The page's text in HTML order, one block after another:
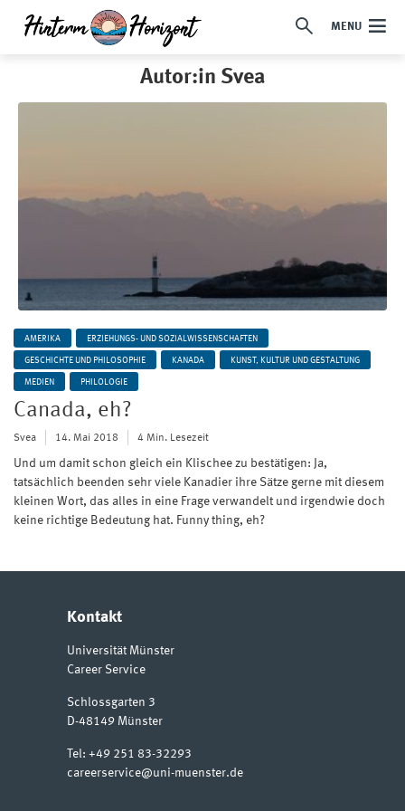
MENU
Autor:in Svea
AMERIKA ERZIEHUNGS- UND SOZIALWISSENSCHAFTEN
GESCHICHTE UND PHILOSOPHIE KANADA KUNST, KULTUR UND GESTALTUNG
MEDIEN PHILOLOGIE
Canada, eh?
Svea 14. Mai 2018 4 Min. Lesezeit
Und um damit schon gleich ein Klischee zu bestätigen: Ja,
tatsächlich beenden sehr viele Kanadier ihre Sätze gerne mit diesem
kleinen Wort, das alles in eine Frage verwandelt und irgendwie doch
keine richtige Bedeutung hat. Funny thing, eh?
Kontakt
Universität Münster
Career Service
Schlossgarten 3
D-48149 Münster
Tel: +49 251 83-32293
careerservice@uni-muenster.de